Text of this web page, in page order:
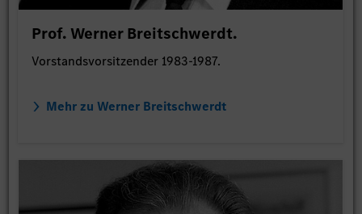
Prof. Werner Breitschwerdt.
Vorstandsvorsitzender 1983-1987.
Mehr zu Werner Breitschwerdt